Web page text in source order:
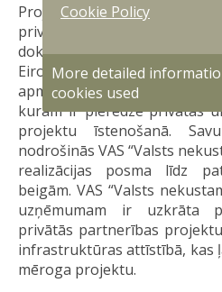
Projekta finanšu un
privātās un publiskās
dokumentācijas
Eiropas investīciju
apmaksātu starptautisku
kuram ir pieredze privātās
projektu īstenošanā.
nodrošinās VAS “Valsts
realizācijas posma līdz
beigām. VAS “Valsts
uzņēmumam ir uzkrāta
privātās partnerības
infrastruktūras attīstībā, kas
mēroga projektu.
Cookie Policy
More detailed
cookies used